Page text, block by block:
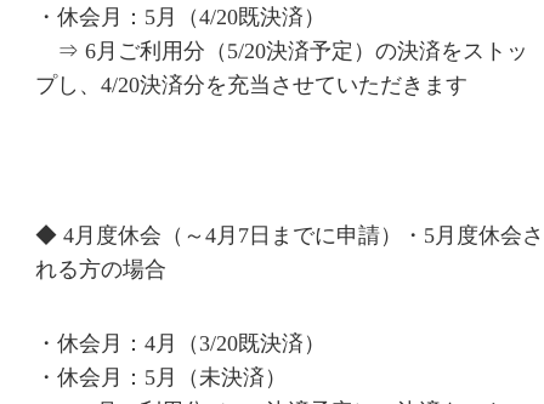
・休会月：5月（4/20既決済）
⇒ 6月ご利用分（5/20決済予定）の決済をストッ
プし、4/20決済分を充当させていただきます
◆ 4月度休会（～4月7日までに申請）・5月度休会さ
れる方の場合
・休会月：4月（3/20既決済）
・休会月：5月（未決済）